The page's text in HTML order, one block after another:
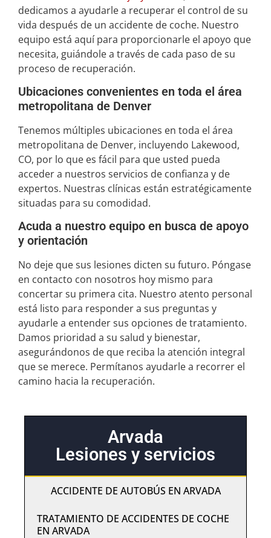
dedicamos a ayudarle a recuperar el control de su
vida después de un accidente de coche. Nuestro
equipo está aquí para proporcionarle el apoyo que
necesita, guiándole a través de cada paso de su
proceso de recuperación.
Ubicaciones convenientes en toda el área
metropolitana de Denver
Tenemos múltiples ubicaciones en toda el área
metropolitana de Denver, incluyendo Lakewood,
CO, por lo que es fácil para que usted pueda
acceder a nuestros servicios de confianza y de
expertos. Nuestras clínicas están estratégicamente
situadas para su comodidad.
Acuda a nuestro equipo en busca de apoyo
y orientación
No deje que sus lesiones dicten su futuro. Póngase
en contacto con nosotros hoy mismo para
concertar su primera cita. Nuestro atento personal
está listo para responder a sus preguntas y
ayudarle a entender sus opciones de tratamiento.
Damos prioridad a su salud y bienestar,
asegurándonos de que reciba la atención integral
que se merece. Permítanos ayudarle a recorrer el
camino hacia la recuperación.
Arvada
Lesiones y servicios
ACCIDENTE DE AUTOBÚS EN ARVADA
TRATAMIENTO DE ACCIDENTES DE COCHE
EN ARVADA